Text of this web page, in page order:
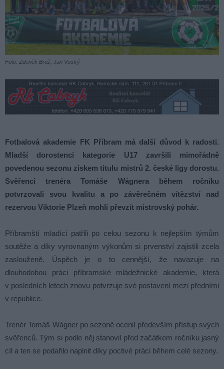
Foto: Zdeněk Brož, Jan Vostrý
Fotbalová akademie FK Příbram má další důvod k radosti.
Mladší dorostenci kategorie U17 završili mimořádně
povedenou sezonu ziskem titulu mistrů 2. české ligy dorostu.
Svěřenci trenéra Tomáše Wágnera během ročníku
potvrzovali svou kvalitu a po závěrečném vítězství nad
rezervou Viktorie Plzeň mohli převzít mistrovský pohár.
Příbramští mladíci patřili po celou sezonu k nejlepším týmům
soutěže a díky vyrovnaným výkonům si prvenství zajistili zcela
zaslouženě. Úspěch je o to cennější, že navazuje na
dlouhodobou práci příbramské mládežnické akademie, která
v posledních letech znovu potvrzuje své postavení mezi předními
v republice.
Trenér Tomáš Wágner po sezoně ocenil především přístup svých
svěřenců. Tým si podle něj stanovil před začátkem ročníku jasný
cíl a ten se podařilo naplnit díky poctivé práci během celé sezony.